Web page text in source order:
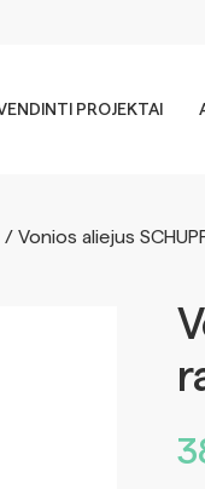
PROJEKTAI
/ Vonios aliejus